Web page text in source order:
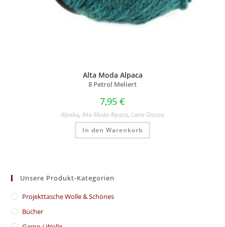
Alta Moda Alpaca
8 Petrol Meliert
7,95 €
Alpaka,Alta Moda Alpaca, Lana Grossa
In den Warenkorb
Unsere Produkt-Kategorien
​Projekttasche Wolle & Schönes
Bücher